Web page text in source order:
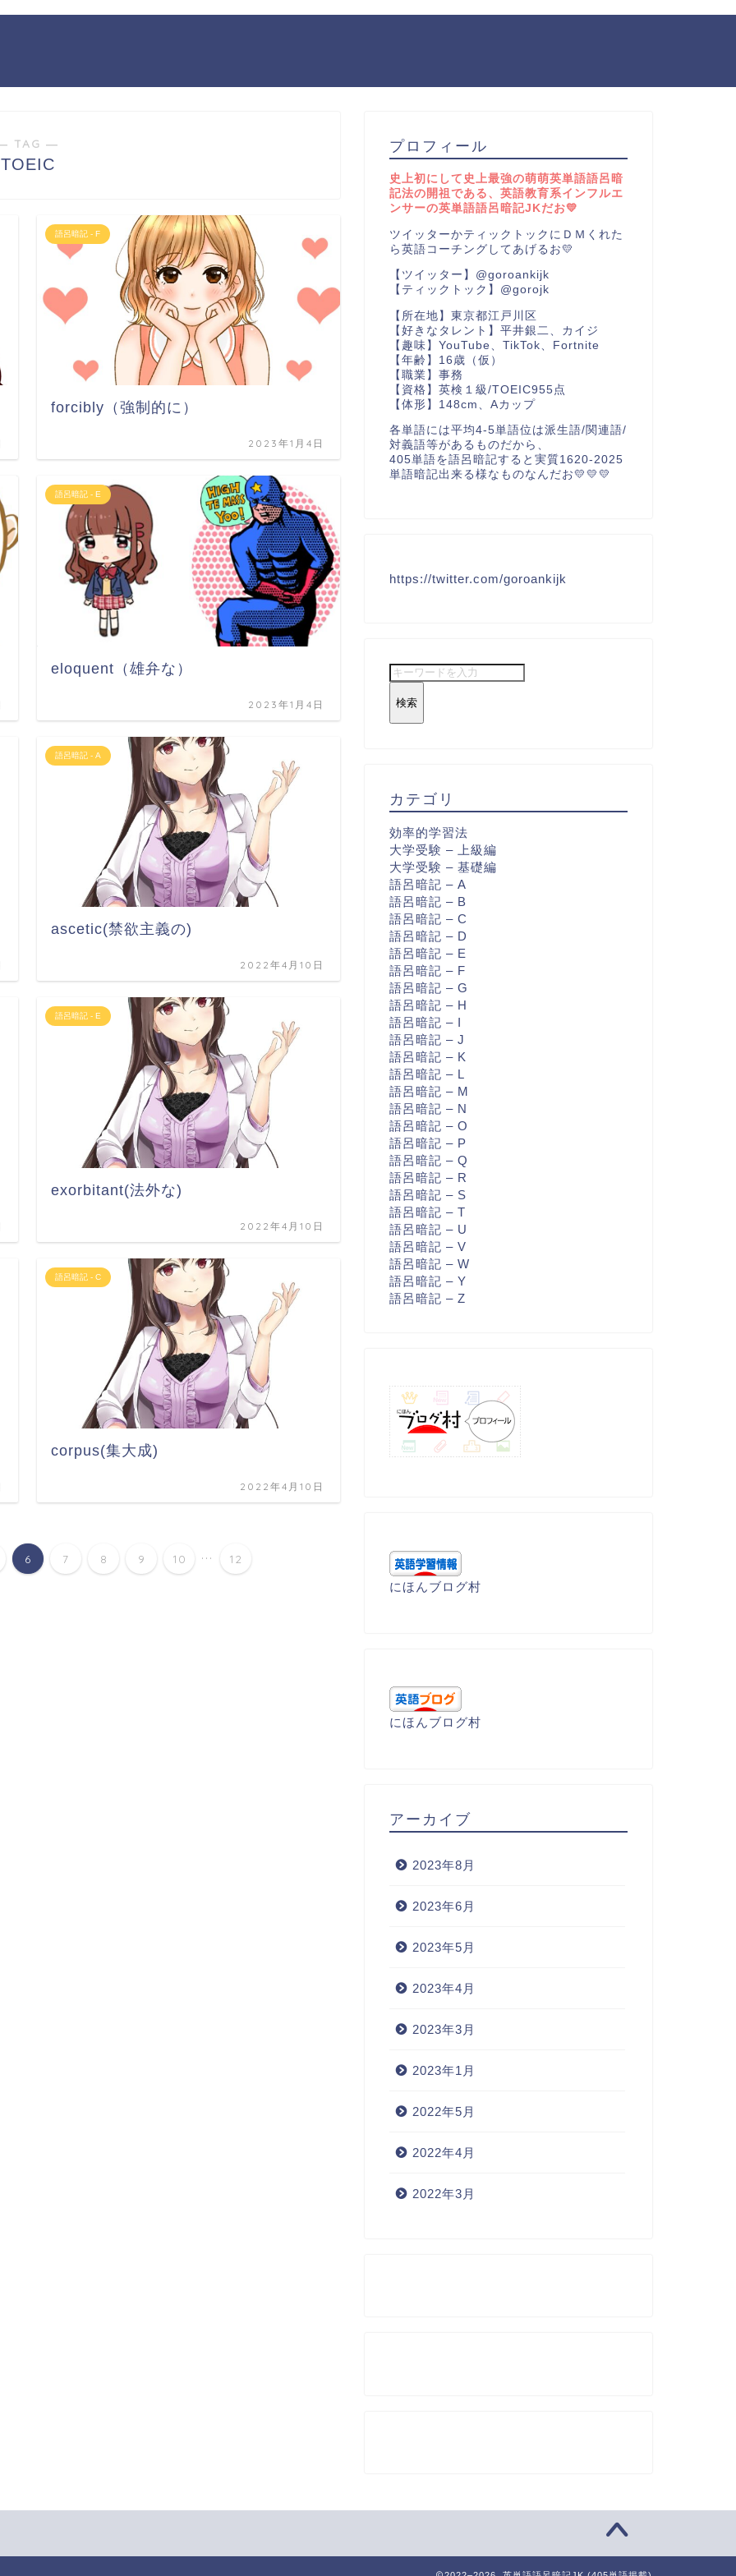
TAG ―
TOEIC
語呂暗記 - F
forcibly（強制的に）
2023年1月4日
語呂暗記 - E
eloquent（雄弁な）
2023年1月4日
語呂暗記 - A
ascetic(禁欲主義の)
2022年4月10日
語呂暗記 - E
exorbitant(法外な)
2022年4月10日
語呂暗記 - C
corpus(集大成)
2022年4月10日
6 7 8 9 10 ... 12
プロフィール
史上初にして史上最強の萌萌英単語語呂暗
記法の開祖である、英語教育系インフルエ
ンサーの英単語語呂暗記JKだお💛
ツイッターかティックトックにＤＭくれた
ら英語コーチングしてあげるお💛
【ツイッター】@goroankijk
【ティックトック】@gorojk
【所在地】東京都江戸川区
【好きなタレント】平井銀二、カイジ
【趣味】YouTube、TikTok、Fortnite
【年齢】16歳（仮）
【職業】事務
【資格】英検１級/TOEIC955点
【体形】148cm、Aカップ
各単語には平均4-5単語位は派生語/関連語/
対義語等があるものだから、
405単語を語呂暗記すると実質1620-2025
単語暗記出来る様なものなんだお💛💛💛
https://twitter.com/goroankijk
検索
カテゴリ
効率的学習法
大学受験 – 上級編
大学受験 – 基礎編
語呂暗記 – A
語呂暗記 – B
語呂暗記 – C
語呂暗記 – D
語呂暗記 – E
語呂暗記 – F
語呂暗記 – G
語呂暗記 – H
語呂暗記 – I
語呂暗記 – J
語呂暗記 – K
語呂暗記 – L
語呂暗記 – M
語呂暗記 – N
語呂暗記 – O
語呂暗記 – P
語呂暗記 – Q
語呂暗記 – R
語呂暗記 – S
語呂暗記 – T
語呂暗記 – U
語呂暗記 – V
語呂暗記 – W
語呂暗記 – Y
語呂暗記 – Z
にほんブログ村
にほんブログ村
アーカイブ
2023年8月
2023年6月
2023年5月
2023年4月
2023年3月
2023年1月
2022年5月
2022年4月
2022年3月